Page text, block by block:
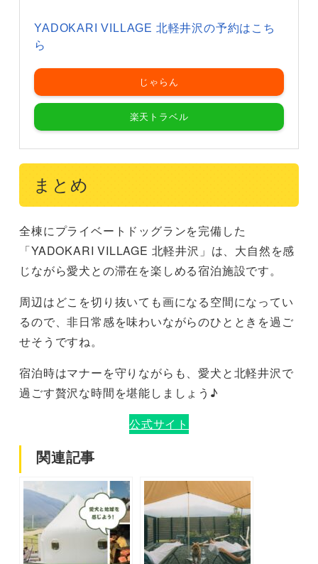
YADOKARI VILLAGE 北軽井沢の予約はこち
ら
じゃらん
楽天トラベル
まとめ
全棟にプライベートドッグランを完備した
「YADOKARI VILLAGE 北軽井沢」は、大自然を感
じながら愛犬との滞在を楽しめる宿泊施設です。
周辺はどこを切り抜いても画になる空間になってい
るので、非日常感を味わいながらのひとときを過ご
せそうですね。
宿泊時はマナーを守りながらも、愛犬と北軽井沢で
過ごす贅沢な時間を堪能しましょう♪
公式サイト
関連記事